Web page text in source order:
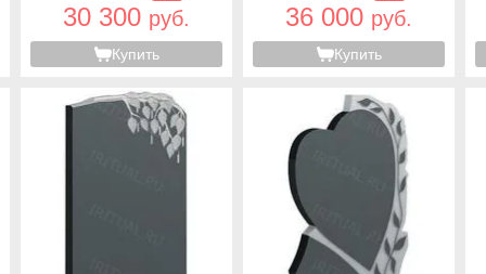
30 300 руб.
Купить
36 000 руб.
Купить